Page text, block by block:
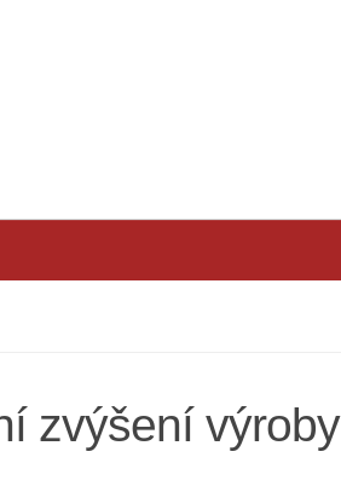
zvýšení výroby